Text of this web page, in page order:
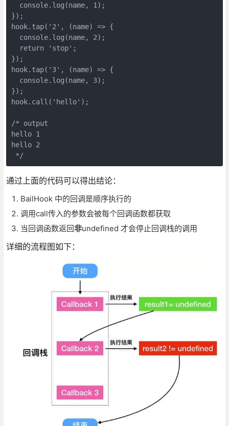
  console.log(name, 1);
});
hook.tap('2', (name) => {
  console.log(name, 2);
  return 'stop';
});
hook.tap('3', (name) => {
  console.log(name, 3);
});
hook.call('hello');
/* output
hello 1
hello 2
通过上面的代码可以得出结论：
BailHook 中的回调是顺序执行的
调用call传入的参数会被每个回调函数都获取
当回调函数返回非undefined 才会停止回调栈的调用
详细的流程图如下：